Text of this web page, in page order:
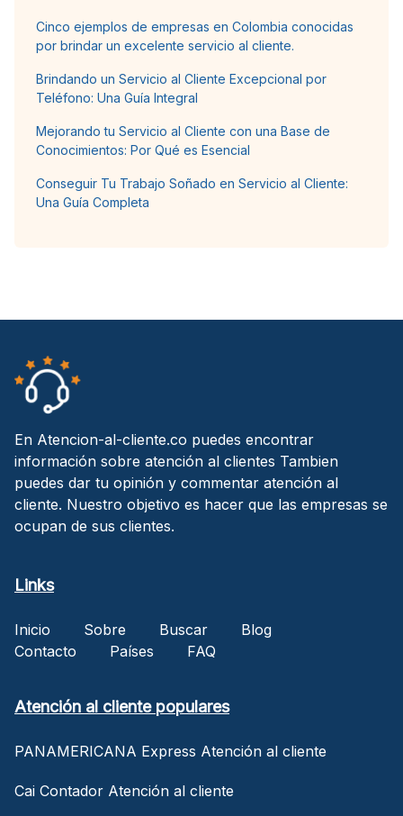
Cinco ejemplos de empresas en Colombia conocidas
por brindar un excelente servicio al cliente.
Brindando un Servicio al Cliente Excepcional por
Teléfono: Una Guía Integral
Mejorando tu Servicio al Cliente con una Base de
Conocimientos: Por Qué es Esencial
Conseguir Tu Trabajo Soñado en Servicio al Cliente:
Una Guía Completa
En Atencion-al-cliente.co puedes encontrar
información sobre atención al clientes Tambien
puedes dar tu opinión y commentar atención al
cliente. Nuestro objetivo es hacer que las empresas se
ocupan de sus clientes.
Links
Inicio Sobre Buscar
Blog
Contacto
Países FAQ
Atención al cliente populares
PANAMERICANA Express Atención al cliente
Cai Contador Atención al cliente